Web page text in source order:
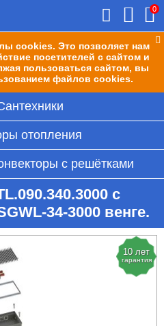
cookies. Это позволяет нам
посетителей с сайтом и
пользоваться сайтом, вы
файлов cookies.
0
отопления
с решётками
с
34-3000 венге.
10 лет
гарантия